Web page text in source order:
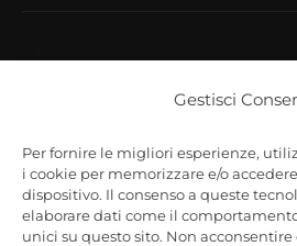
Gestisci
Per fornire le migliori esperienze,
i cookie per memorizzare e/o
dispositivo. Il consenso a queste
elaborare dati come il
unici su questo sito. Non
Bin Caffè s.r.l unipersonale
Via Treviso, 72
31040 Trevignano (TV)
P.Iva 00584460265